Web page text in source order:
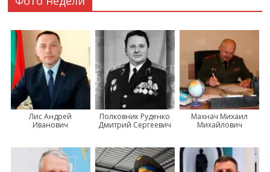
Лис Андрей
Иванович
Полковник Руденко
Дмитрий Сергеевич
Махнач Михаил
Михайлович